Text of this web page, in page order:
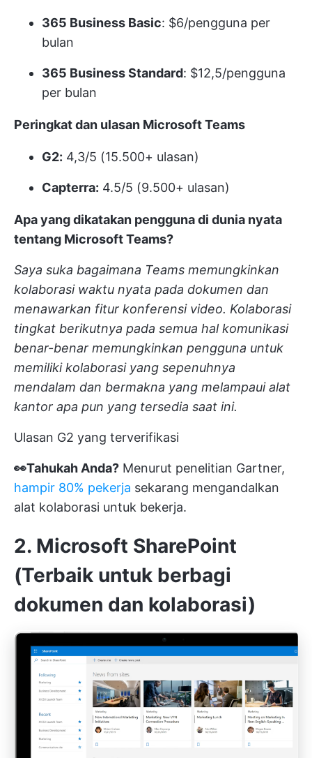
365 Business Basic: $6/pengguna per
bulan
365 Business Standard: $12,5/pengguna
per bulan
Peringkat dan ulasan Microsoft Teams
G2: 4,3/5 (15.500+ ulasan)
Capterra: 4.5/5 (9.500+ ulasan)
Apa yang dikatakan pengguna di dunia nyata
tentang Microsoft Teams?
Saya suka bagaimana Teams memungkinkan
kolaborasi waktu nyata pada dokumen dan
menawarkan fitur konferensi video. Kolaborasi
tingkat berikutnya pada semua hal komunikasi
benar-benar memungkinkan pengguna untuk
memiliki kolaborasi yang sepenuhnya
mendalam dan bermakna yang melampaui alat
kantor apa pun yang tersedia saat ini.
Ulasan G2 yang terverifikasi
👀Tahukah Anda? Menurut penelitian Gartner,
hampir 80% pekerja sekarang mengandalkan
alat kolaborasi untuk bekerja.
2. Microsoft SharePoint
(Terbaik untuk berbagi
dokumen dan kolaborasi)